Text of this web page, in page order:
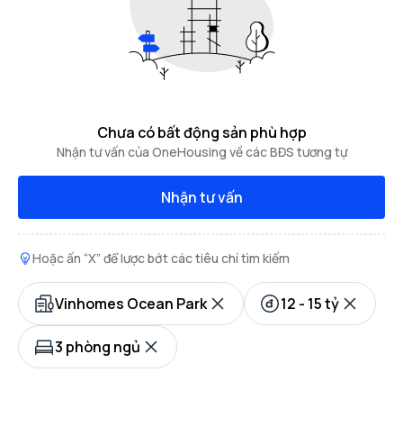
Chưa có bất động sản phù hợp
Nhận tư vấn của OneHousing về các BĐS tương tự
Nhận tư vấn
Hoặc ấn “X” để lược bớt các tiêu chí tìm kiếm
Vinhomes Ocean Park 12 - 15 tỷ
3 phòng ngủ